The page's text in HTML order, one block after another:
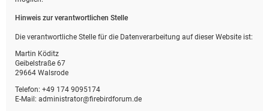
Hinweis zur verantwortlichen Stelle
Die verantwortliche Stelle für die Datenverarbeitung auf dieser Website ist:
Martin Köditz
Geibelstraße 67
29664 Walsrode
Telefon: +49 174 9095174
E-Mail: administrator@firebirdforum.de